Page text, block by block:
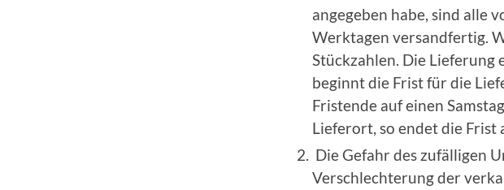
angegeben habe, sind alle
Werktagen versandfertig.
Stückzahlen. Die
beginnt die Frist für die
Fristende auf einen
Lieferort, so endet die Frist
Die Gefahr des zufälligen
Verschlechterung der